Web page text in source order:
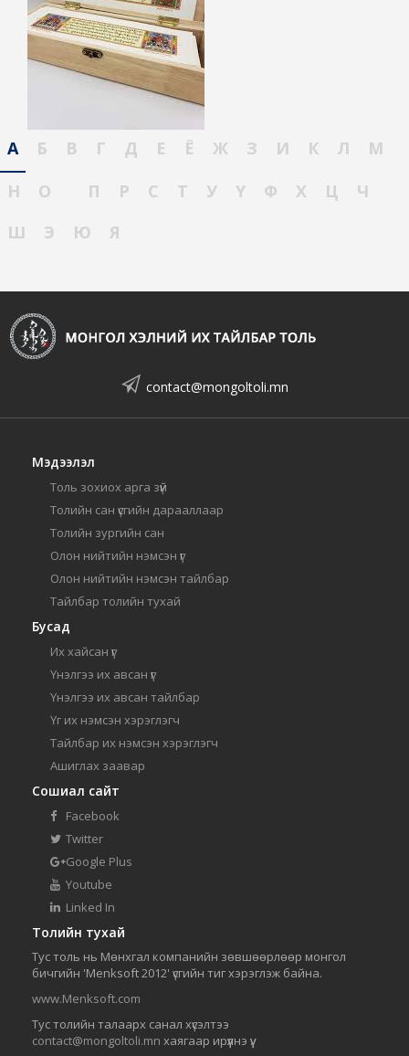
А Б В Г Д Е Ё Ж З И К Л
М
Н
О П Р С Т У Ү Ф Х Ц
Ч
Ш
Э Ю Я
contact@mongoltoli.mn
Мэдээлэл
Толь зохиох арга зүй
Толийн сан үсгийн дарааллаар
Толийн зургийн сан
Олон нийтийн нэмсэн үг
Олон нийтийн нэмсэн тайлбар
Тайлбар толийн тухай
Бусад
Их хайсан үг
Үнэлгээ их авсан үг
Үнэлгээ их авсан тайлбар
Үг их нэмсэн хэрэглэгч
Тайлбар их нэмсэн хэрэглэгч
Ашиглах заавар
Сошиал сайт
Facebook
Twitter
Google Plus
Youtube
Linked In
Толийн тухай
Тус толь нь Мөнхгал компанийн зөвшөөрлөөр монгол
бичгийн 'Menksoft 2012' үсгийн тиг хэрэглэж байна.
www.Menksoft.com
Тус толийн талаарх санал хүсэлтээ
contact@mongoltoli.mn хаягаар ирүүлнэ үү.